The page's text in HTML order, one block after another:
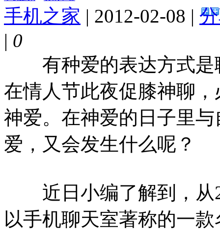
手机之家 | 2012-02-08 |
| 0
有种爱的表达方式是
在情人节此夜促膝神聊
神爱。在神爱的日子里
爱，又会发生什么呢？
近日小编了解到，从2
以手机聊天室著称的一